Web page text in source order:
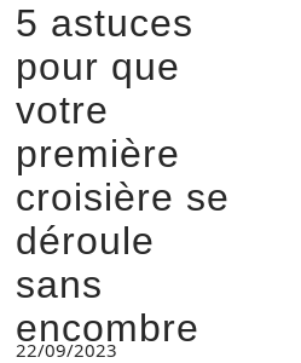
5 astuces
pour que
votre
première
croisière se
déroule
sans
encombre
22/09/2023